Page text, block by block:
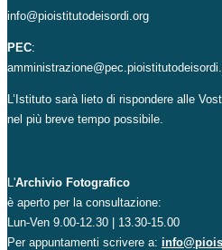
info@pioistitutodeisordi.org
PEC:
L’Istituto sarà lieto di rispondere alle
nel più breve tempo possibile.
L'Archivio Fotografico
è aperto per la consultazione:
Lun-Ven 9.00-12.30 | 13.30-15.00
Per appuntamenti scrivere a: